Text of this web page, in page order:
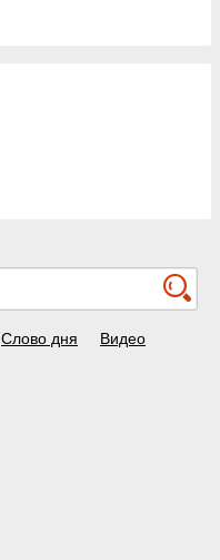
Слово дня Видео